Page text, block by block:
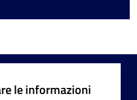
le informazioni